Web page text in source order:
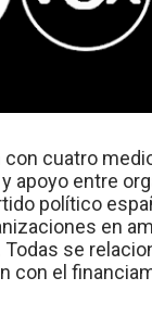
de 2026
con cuatro
apoyo entre
político
en
Todas se
con el